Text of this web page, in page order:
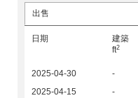
出售
日期
建築
ft2
2025-04-30 -
2025-04-15
-